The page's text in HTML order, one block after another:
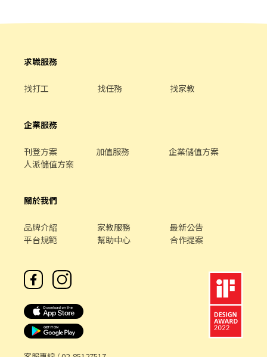
求職服務
找打工 找任務 找家教
企業服務
刊登方案 加值服務
企業儲值方案
人派儲值方案
關於我們
品牌介紹 家教服務
最新公告
平台規範
幫助中心 合作提案